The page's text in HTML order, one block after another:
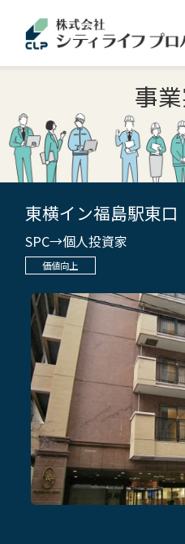
事
東横イン福島駅東口
SPC→個人投資家
価値向上